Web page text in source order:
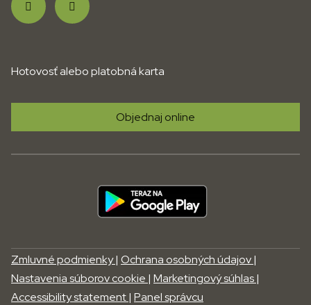
Hotovosť alebo platobná karta
Objednaj online
Zmluvné podmienky| Ochrana osobných údajov|
Nastavenia súborov cookie | Marketingový súhlas|
Accessibility statement| Panel správcu